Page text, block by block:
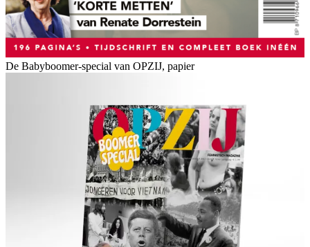
De Babyboomer-special van OPZIJ, papier